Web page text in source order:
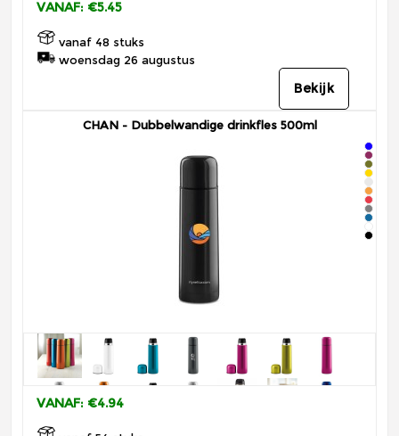
VANAF: €5.45
vanaf 48 stuks
woensdag 26 augustus
Bekijk
CHAN - Dubbelwandige drinkfles 500ml
VANAF: €4.94